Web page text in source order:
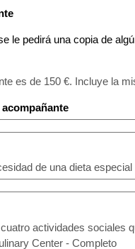
le pedirá una copia de
es de 150 €. Incluye la
de una dieta especial
actividades sociales
Center - Completo